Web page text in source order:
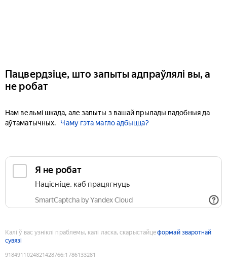
Пацвердзіце, што запыты адпраўлялі вы, а
не робат
Нам вельмі шкада, але запыты з вашай прылады падобныя да
аўтаматычных.
Чаму гэта магло адбыцца?
Я не робат
Націсніце, каб працягнуць
SmartCaptcha by Yandex Cloud
Калі ў вас узніклі праблемы, калі ласка, скарыстайцеформай зваротнай
сувязі
9184911024821428766:1786133281